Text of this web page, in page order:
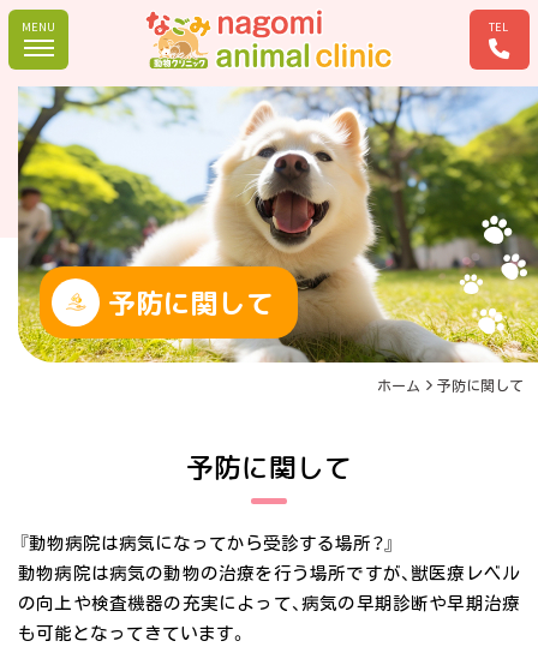
TEL
MENU
予防に関して
ホーム 予防に関して
予防に関して
『動物病院は病気になってから受診する場所？』
動物病院は病気の動物の治療を行う場所ですが、獣医療レベル
の向上や検査機器の充実によって、病気の早期診断や早期治療
も可能となってきています。